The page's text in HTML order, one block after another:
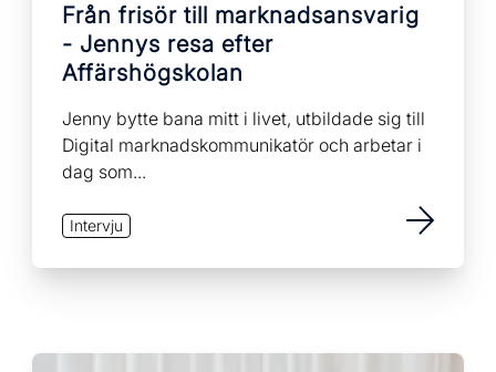
Från frisör till marknadsansvarig
- Jennys resa efter
Affärshögskolan
Jenny bytte bana mitt i livet, utbildade sig till
Digital marknadskommunikatör och arbetar i
dag som...
Intervju